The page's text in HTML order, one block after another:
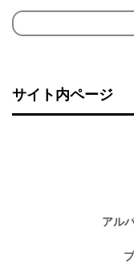
検
サイト内ページ
アル